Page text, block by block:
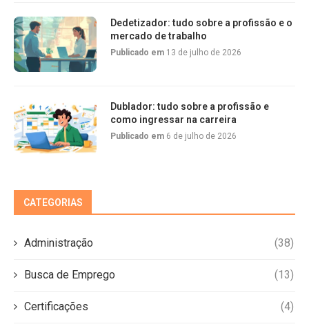
Dedetizador: tudo sobre a profissão e o
mercado de trabalho
Publicado em 13 de julho de 2026
Dublador: tudo sobre a profissão e
como ingressar na carreira
Publicado em 6 de julho de 2026
CATEGORIAS
Administração (38)
Busca de Emprego (13)
Certificações (4)